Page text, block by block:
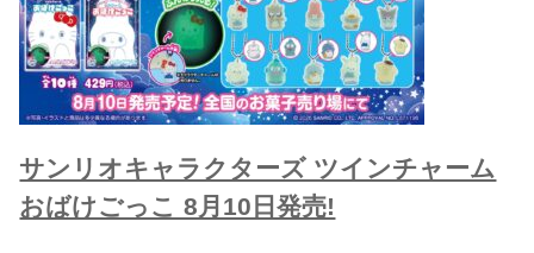
サンリオキャラクターズ ツインチャーム
おばけごっこ 8月10日発売!